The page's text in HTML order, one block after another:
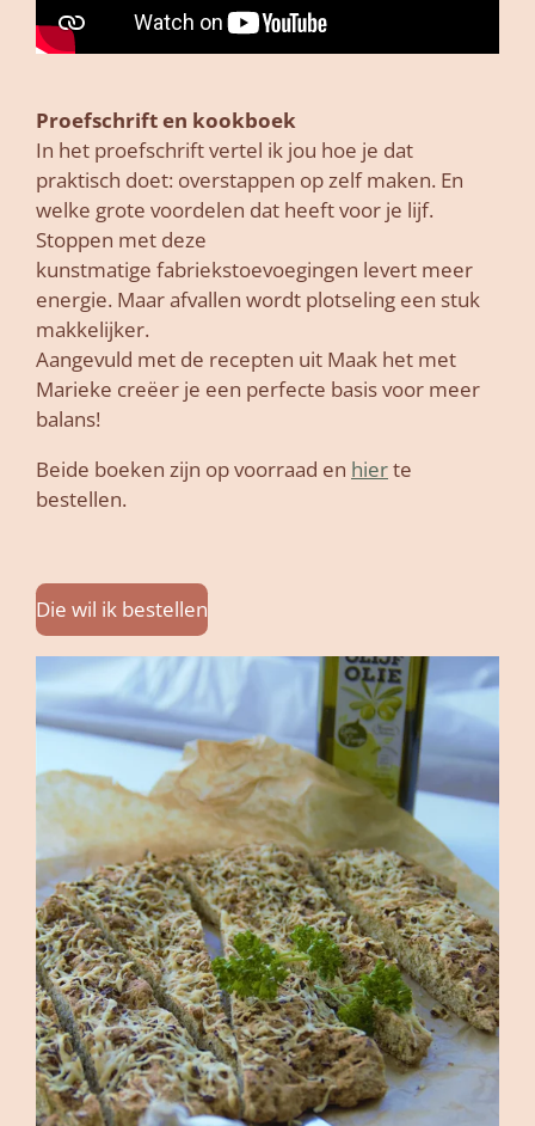
Proefschrift en kookboek
In het proefschrift vertel ik jou hoe je dat
praktisch doet: overstappen op zelf maken. En
welke grote voordelen dat heeft voor je lijf.
Stoppen met deze
kunstmatige fabriekstoevoegingen levert meer
energie. Maar afvallen wordt plotseling een stuk
makkelijker.
Aangevuld met de recepten uit Maak het met
Marieke creëer je een perfecte basis voor meer
balans!
Beide boeken zijn op voorraad en hierte
bestellen.
Die wil ik bestellen